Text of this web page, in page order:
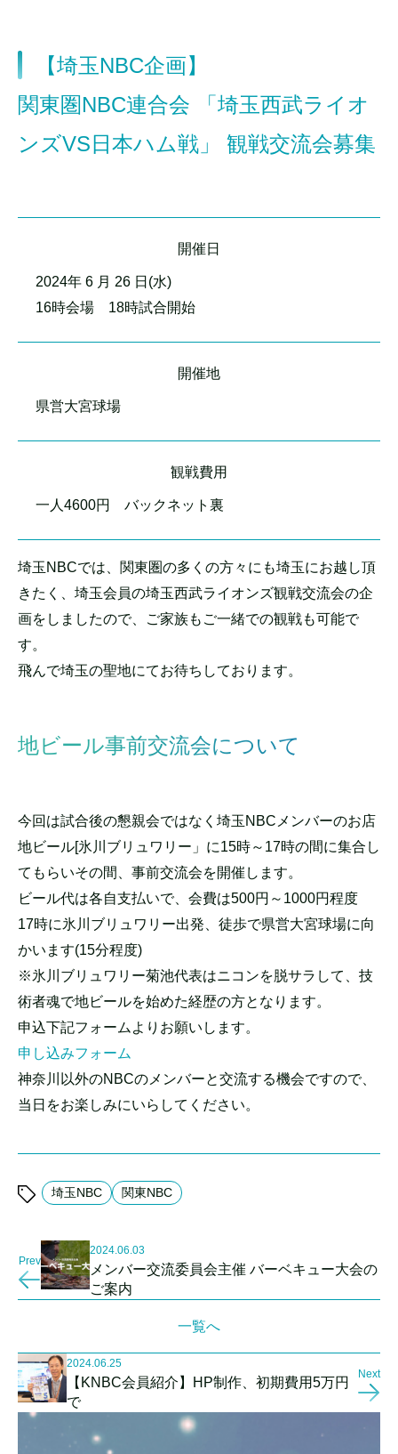
【埼玉NBC企画】
関東圏NBC連合会 「埼玉西武ライオ
ンズVS日本ハム戦」 観戦交流会募集
開催日
2024年 6 月 26 日(水)
16時会場 18時試合開始
開催地
県営大宮球場
観戦費用
一人4600円 バックネット裏
埼玉NBCでは、関東圏の多くの方々にも埼玉にお越し頂
きたく、埼玉会員の埼玉西武ライオンズ観戦交流会の企
画をしましたので、ご家族もご一緒での観戦も可能で
す。
飛んで埼玉の聖地にてお待ちしております。
地ビール事前交流会について
今回は試合後の懇親会ではなく埼玉NBCメンバーのお店
地ビール[氷川ブリュワリー」に15時～17時の間に集合し
てもらいその間、事前交流会を開催します。
ビール代は各自支払いで、会費は500円～1000円程度
17時に氷川ブリュワリー出発、徒歩で県営大宮球場に向
かいます(15分程度)
※氷川ブリュワリー菊池代表はニコンを脱サラして、技
術者魂で地ビールを始めた経歴の方となります。
申込下記フォームよりお願いします。
申し込みフォーム
神奈川以外のNBCのメンバーと交流する機会ですので、
当日をお楽しみにいらしてください。
埼玉NBC 関東NBC
Prev
2024.06.03
メンバー交流委員会主催 バーベキュー大会の
ご案内
一覧へ
2024.06.25
【KNBC会員紹介】HP制作、初期費用5万円
で
Next